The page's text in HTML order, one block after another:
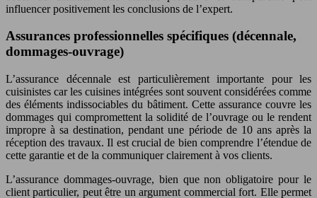
influencer positivement les conclusions de l’expert.
Assurances professionnelles spécifiques (décennale,
dommages-ouvrage)
L’assurance décennale est particulièrement importante pour les
cuisinistes car les cuisines intégrées sont souvent considérées comme
des éléments indissociables du bâtiment. Cette assurance couvre les
dommages qui compromettent la solidité de l’ouvrage ou le rendent
impropre à sa destination, pendant une période de 10 ans après la
réception des travaux. Il est crucial de bien comprendre l’étendue de
cette garantie et de la communiquer clairement à vos clients.
L’assurance dommages-ouvrage, bien que non obligatoire pour le
client particulier, peut être un argument commercial fort. Elle permet